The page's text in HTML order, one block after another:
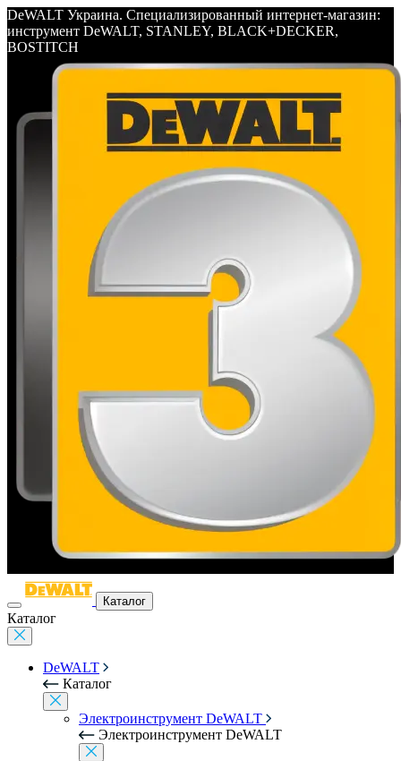
DeWALT Украина. Специализированный интернет-магазин:
инструмент DeWALT, STANLEY, BLACK+DECKER,
BOSTITCH
Каталог
Каталог
DeWALT
Каталог
Электроинструмент DeWALT
Электроинструмент DeWALT